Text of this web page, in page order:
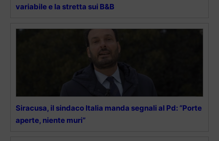
variabile e la stretta sui B&B
Siracusa, il sindaco Italia manda segnali al Pd: “Porte
aperte, niente muri”